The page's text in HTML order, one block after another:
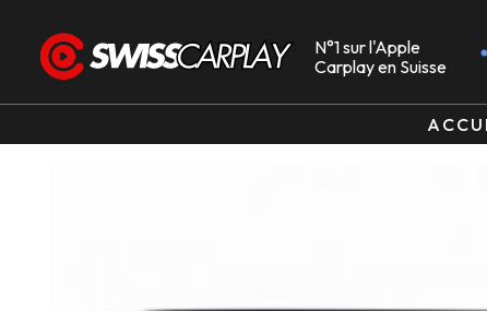
N°1 sur l'Apple
Carplay en Suisse